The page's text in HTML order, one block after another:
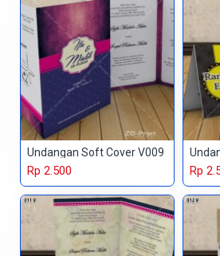
Undangan Soft Cover V009
Rp 2.500 Rp